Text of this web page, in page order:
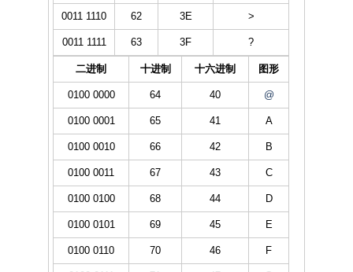
0011 1110 62 3E >
0011 1111 63 3F ?
二进制 十进制 十六进制 图形
0100 0000 64 40 @
0100 0001 65 41 A
0100 0010 66 42 B
0100 0011 67 43 C
0100 0100 68 44 D
0100 0101 69 45 E
0100 0110 70 46 F